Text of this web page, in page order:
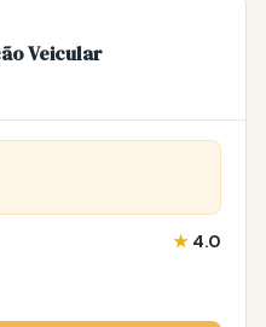
Veicular
★ 4.0